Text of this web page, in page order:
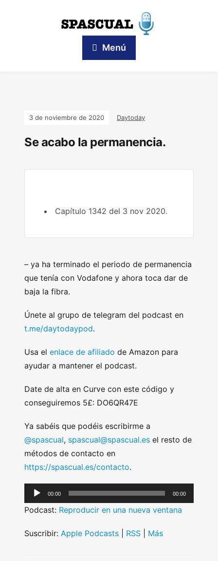
Menú
3 de noviembre de 2020 Daytoday
Se acabo la permanencia.
Capítulo 1342 del 3 nov 2020.
– ya ha terminado el periodo de permanencia
que tenía con Vodafone y ahora toca dar de
baja la fibra.
Únete al grupo de telegram del podcast en
t.me/daytodaypod.
Usa el enlace de afiliado de Amazon para
ayudar a mantener el podcast.
Date de alta en Curve con este código y
conseguiremos 5£: DO6QR47E
Ya sabéis que podéis escribirme a
@spascual, spascual@spascual.es el resto de
métodos de contacto en
https://spascual.es/contacto.
u
i
00:00 00:00
Podcast: Reproducir en una nueva ventana
Suscribir: Apple Podcasts RSS Más